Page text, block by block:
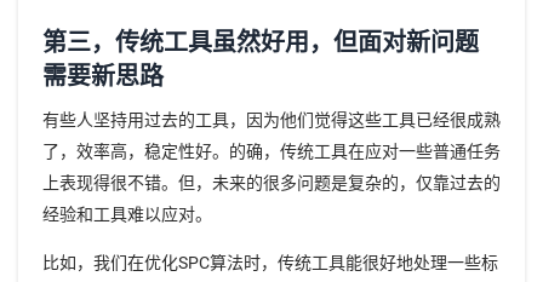
第三，传统工具虽然好用，但面对新问题
需要新思路
有些人坚持用过去的工具，因为他们觉得这些工具已经很成熟
了，效率高，稳定性好。的确，传统工具在应对一些普通任务
上表现得很不错。但，未来的很多问题是复杂的，仅靠过去的
经验和工具难以应对。
比如，我们在优化SPC算法时，传统工具能很好地处理一些标